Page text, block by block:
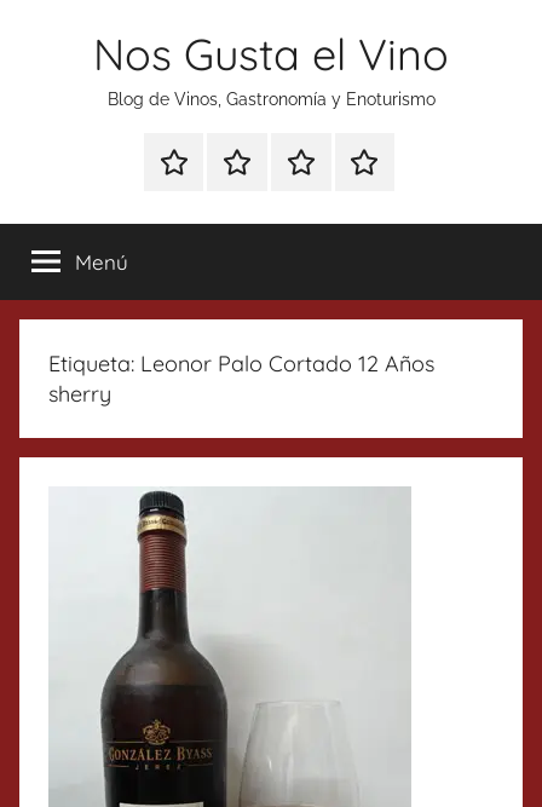
Nos Gusta el Vino
Blog de Vinos, Gastronomía y Enoturismo
Especial
Tonics
Enoturismo
Gastronomía
RankingContacto
Menú
Etiqueta: Leonor Palo Cortado 12 Años
sherry